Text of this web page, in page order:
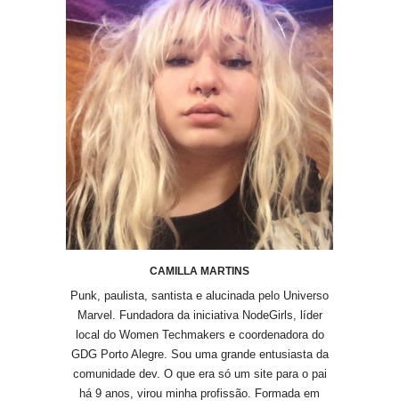
CAMILLA MARTINS
Punk, paulista, santista e alucinada pelo Universo
Marvel. Fundadora da iniciativa NodeGirls, líder
local do Women Techmakers e coordenadora do
GDG Porto Alegre. Sou uma grande entusiasta da
comunidade dev. O que era só um site para o pai
há 9 anos, virou minha profissão. Formada em